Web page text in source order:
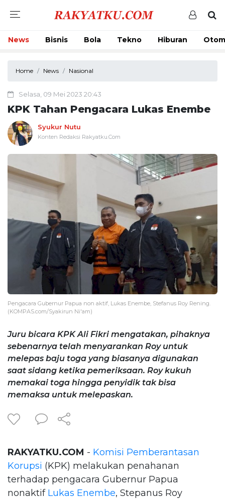
News Bisnis Bola Tekno Hiburan
Home News Nasional
Selasa, 09 Mei 2023 20:43
KPK Tahan Pengacara Lukas Enembe
Syukur Nutu
Konten Redaksi Rakyatku.Com
Pengacara Gubernur Papua non aktif, Lukas Enembe, Stefanus Roy Rening.
(KOMPAS.com/Syakirun Ni'am)
Juru bicara KPK Ali Fikri mengatakan, pihaknya
sebenarnya telah menyarankan Roy untuk
melepas baju toga yang biasanya digunakan
saat sidang ketika pemeriksaan. Roy kukuh
memakai toga hingga penyidik tak bisa
memaksa untuk melepaskan.
RAKYATKU.COM - Komisi Pemberantasan
Korupsi (KPK) melakukan penahanan
terhadap pengacara Gubernur Papua
nonaktif Lukas Enembe, Stepanus Roy